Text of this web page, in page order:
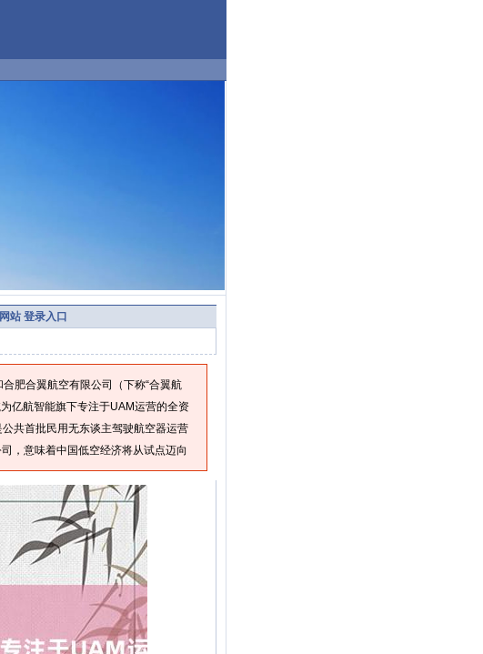
站 登录入口
肥合翼航空有限公司（下称“合翼航
亿航智能旗下专注于UAM运营的全资
共首批民用无东谈主驾驶航空器运营
，意味着中国低空经济将从试点迈向